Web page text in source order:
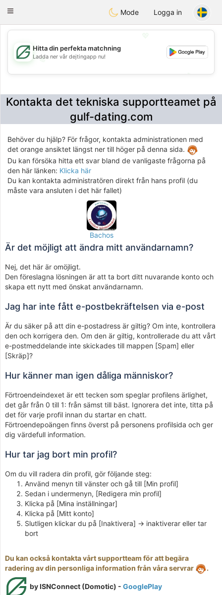
GulfDating
Toggle
Mode Logga in
💖
💕
Hitta din perfekta matchning
Ladda ner vår dejtingapp nu!
Kontakta det tekniska supportteamet på
gulf-dating.com
Behöver du hjälp? För frågor, kontakta administrationen med
det orange ansiktet längst ner till höger på denna sida.
Du kan försöka hitta ett svar bland de vanligaste frågorna på
den här länken: Klicka här
Du kan kontakta administratören direkt från hans profil (du
måste vara ansluten i det här fallet)
Bachos
Är det möjligt att ändra mitt användarnamn?
Nej, det här är omöjligt.
Den föreslagna lösningen är att ta bort ditt nuvarande konto och
skapa ett nytt med önskat användarnamn.
Jag har inte fått e-postbekräftelsen via e-post
Är du säker på att din e-postadress är giltig? Om inte, kontrollera
den och korrigera den. Om den är giltig, kontrollerade du att vårt
e-postmeddelande inte skickades till mappen [Spam] eller
[Skräp]?
Hur känner man igen dåliga människor?
Förtroendeindexet är ett tecken som speglar profilens ärlighet,
det går från 0 till 1: från sämst till bäst. Ignorera det inte, titta på
det för varje profil innan du startar en chatt.
Förtroendepoängen finns överst på personens profilsida och ger
dig värdefull information.
Hur tar jag bort min profil?
Om du vill radera din profil, gör följande steg:
Använd menyn till vänster och gå till [Min profil]
Sedan i undermenyn, [Redigera min profil]
Klicka på [Mina inställningar]
Klicka på [Mitt konto]
Slutligen klickar du på [Inaktivera] -> inaktiverar eller tar
bort
Du kan också kontakta vårt supportteam för att begära
radering av din personliga information från våra servrar
.
by ISNConnect (Domotic) - GooglePlay